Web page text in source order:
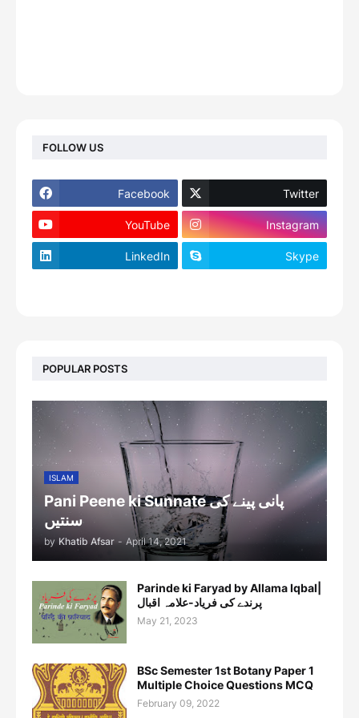
FOLLOW US
Facebook Twitter
YouTube Instagram
LinkedIn Skype
POPULAR POSTS
ISLAM
Pani Peene ki Sunnate پانی پینے کی
سنتیں
by Khatib Afsar - April 14, 2021
Parinde ki Faryad by Allama Iqbal|
پرندے کی فریاد-علامہ اقبال
May 21, 2023
BSc Semester 1st Botany Paper 1
Multiple Choice Questions MCQ
February 09, 2022